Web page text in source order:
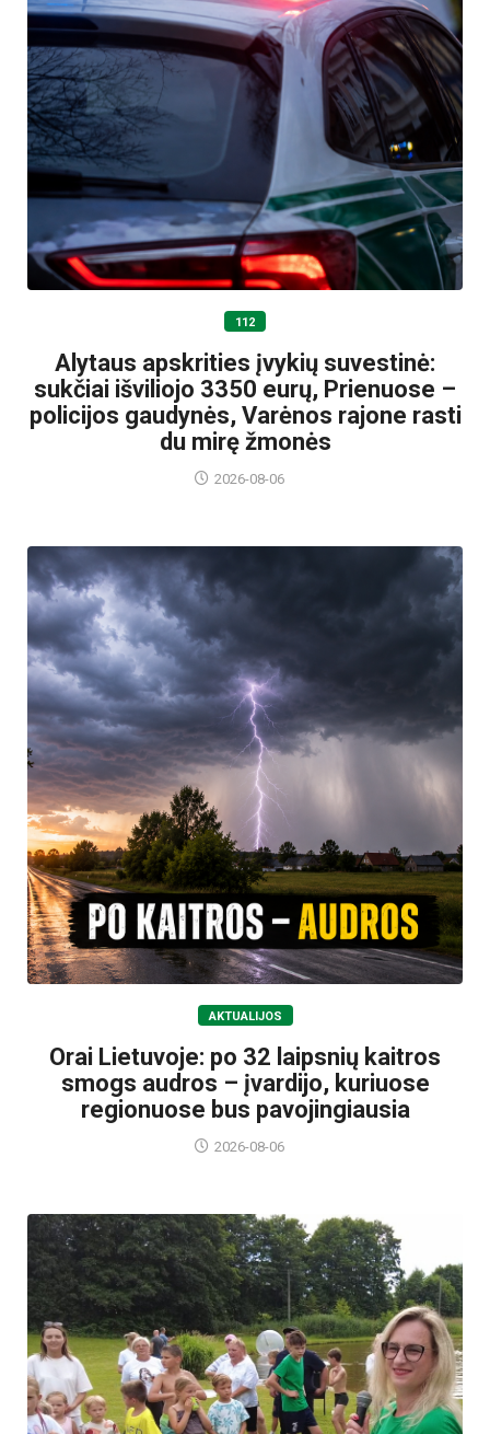
112
Alytaus apskrities įvykių suvestinė:
sukčiai išviliojo 3350 eurų, Prienuose –
policijos gaudynės, Varėnos rajone rasti
du mirę žmonės
2026-08-06
AKTUALIJOS
Orai Lietuvoje: po 32 laipsnių kaitros
smogs audros – įvardijo, kuriuose
regionuose bus pavojingiausia
2026-08-06